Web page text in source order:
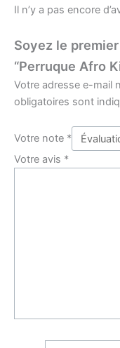
Il n’y a pas encore
Soyez le
“Perruque Afro
Votre adresse e-mail
obligatoires sont
Votre note *
Votre avis *